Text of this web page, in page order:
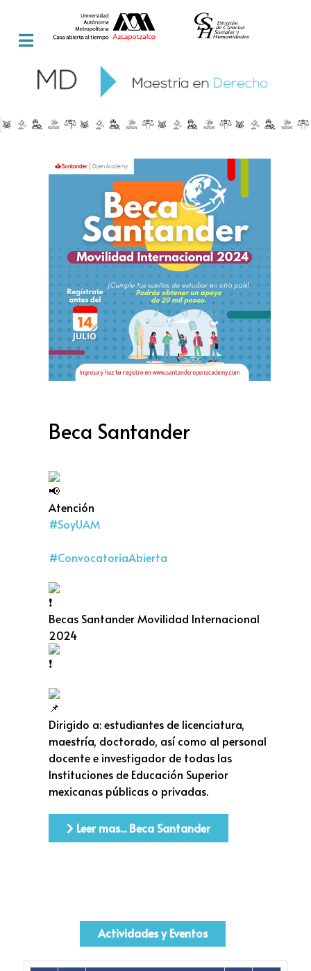
Beca Santander
Atención
#SoyUAM
#ConvocatoriaAbierta
Becas Santander Movilidad Internacional
2024
Dirigido a: estudiantes de licenciatura,
maestría, doctorado, así como al personal
docente e investigador de todas las
Instituciones de Educación Superior
mexicanas públicas o privadas.
Leer mas... Beca Santander
Actividades y Eventos